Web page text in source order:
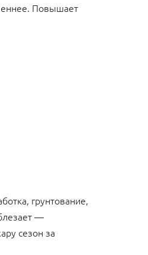
Повышает
грунтование,
—
сезон за